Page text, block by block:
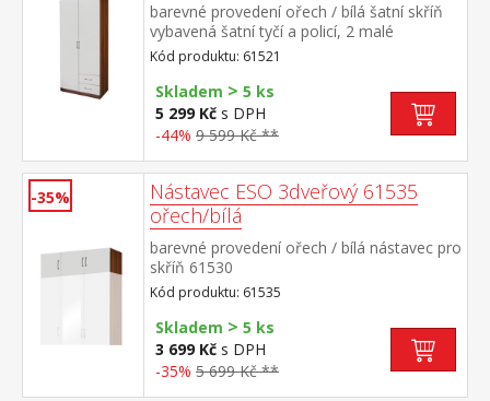
barevné provedení ořech / bílá šatní skříň
vybavená šatní tyčí a policí, 2 malé
zásuvky možno doplnit o nástavec 61525
Kód produktu: 61521
Skladem > 5 ks
5 299 Kč s DPH
-44% 9 599 Kč **
-35%
Nástavec ESO 3dveřový 61535
ořech/bílá
barevné provedení ořech / bílá nástavec pro
skříň 61530
Kód produktu: 61535
Skladem > 5 ks
3 699 Kč s DPH
-35% 5 699 Kč **